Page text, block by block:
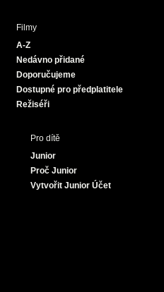
Filmy
A-Z
Nedávno přidané
Doporučujeme
Dostupné pro předplatitele
Režiséři
Pro dítě
Junior
Proč Junior
Vytvořit Junior Účet